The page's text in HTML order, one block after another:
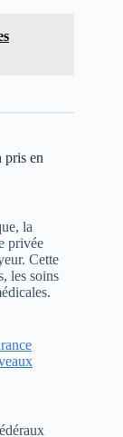
pris en
la
privée
Cette
les soins